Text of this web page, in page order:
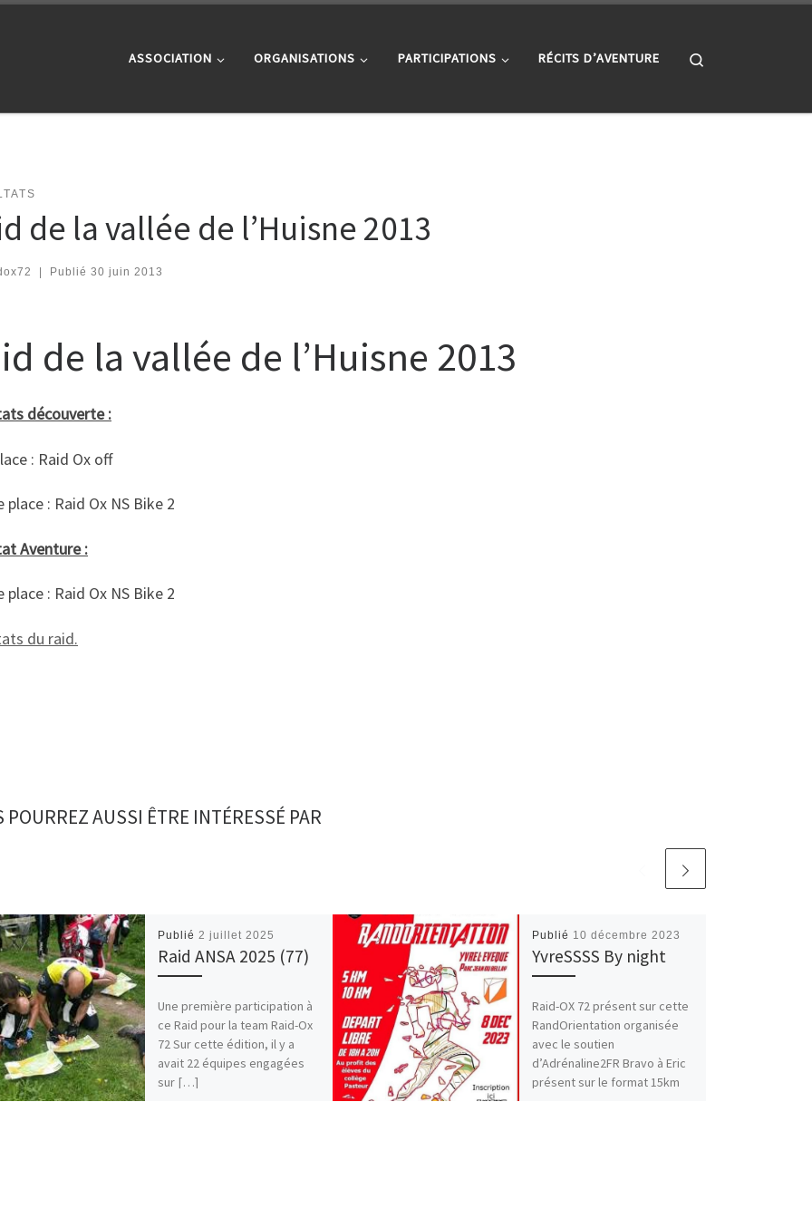
ASSOCIATION ORGANISATIONS PARTICIPATIONS RÉCITS D’AVENTURE
de la vallée de l’Huisne 2013
| Publié 30 juin 2013
de la vallée de l’Huisne 2013
découverte :
: Raid Ox off
place : Raid Ox NS Bike 2
Aventure :
place : Raid Ox NS Bike 2
du raid.
POURREZ AUSSI ÊTRE INTÉRESSÉ PAR
Publié 2 juillet 2025
Raid ANSA 2025 (77)
Une première participation à
ce Raid pour la team Raid-Ox
72 Sur cette édition, il y a
avait 22 équipes engagées
sur […]
Publié 10 décembre 2023
YvreSSSS By night
Raid-OX 72 présent sur cette
RandOrientation organisée
avec le soutien
d’Adrénaline2FR Bravo à Eric
présent sur le format 15km